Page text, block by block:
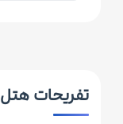
تفریحات هتل